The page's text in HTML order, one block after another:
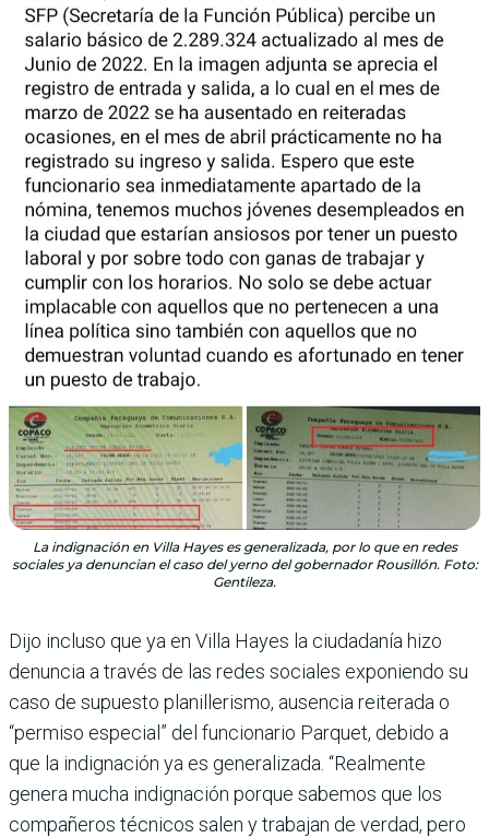
La indignación en Villa Hayes es generalizada, por lo que en redes
sociales ya denuncian el caso del yerno del gobernador Rousillón. Foto:
Gentileza.
Dijo incluso que ya en Villa Hayes la ciudadanía hizo
denuncia a través de las redes sociales exponiendo su
caso de supuesto planillerismo, ausencia reiterada o
“permiso especial” del funcionario Parquet, debido a
que la indignación ya es generalizada. “Realmente
genera mucha indignación porque sabemos que los
compañeros técnicos salen y trabajan de verdad, pero